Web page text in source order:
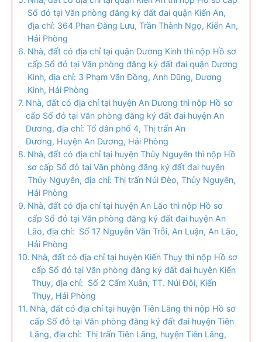
Sổ đỏ tại Văn phòng đăng ký đất đai quận Kiến An,
địa chỉ: 364 Phan Đăng Lưu, Trần Thành Ngọ, Kiến An,
Hải Phòng
Nhà, đất có địa chỉ tại quận Dương Kinh thì nộp Hồ sơ
cấp Sổ đỏ tại Văn phòng đăng ký đất đai quận Dương
Kinh, địa chỉ: 3 Phạm Văn Đồng, Anh Dũng, Dương
Kinh, Hải Phòng
Nhà, đất có địa chỉ tại huyện An Dương thì nộp Hồ sơ
cấp Sổ đỏ tại Văn phòng đăng ký đất đai huyện An
Dương, địa chỉ: Tổ dân phố 4, Thị trấn An
Dương, Huyện An Dương, Hải Phòng
Nhà, đất có địa chỉ tại huyện Thủy Nguyên thì nộp Hồ
sơ cấp Sổ đỏ tại Văn phòng đăng ký đất đai huyện
Thủy Nguyên, địa chỉ: Thị trấn Núi Đèo, Thủy Nguyên,
Hải Phòng
Nhà, đất có địa chỉ tại huyện An Lão thì nộp Hồ sơ
cấp Sổ đỏ tại Văn phòng đăng ký đất đai huyện An
Lão, địa chỉ: Số 17 Nguyễn Văn Trỗi, An Luận, An Lão,
Hải Phòng
Nhà, đất có địa chỉ tại huyện Kiến Thụy thì nộp Hồ sơ
cấp Sổ đỏ tại Văn phòng đăng ký đất đai huyện Kiến
Thụy, địa chỉ: Số 2 Cẩm Xuân, TT. Núi Đôi, Kiến
Thụy, Hải Phòng
Nhà, đất có địa chỉ tại huyện Tiên Lãng thì nộp Hồ sơ
cấp Sổ đỏ tại Văn phòng đăng ký đất đai huyện Tiên
Lãng, địa chỉ: Thị trấn Tiên Lãng, huyện Tiên Lãng,